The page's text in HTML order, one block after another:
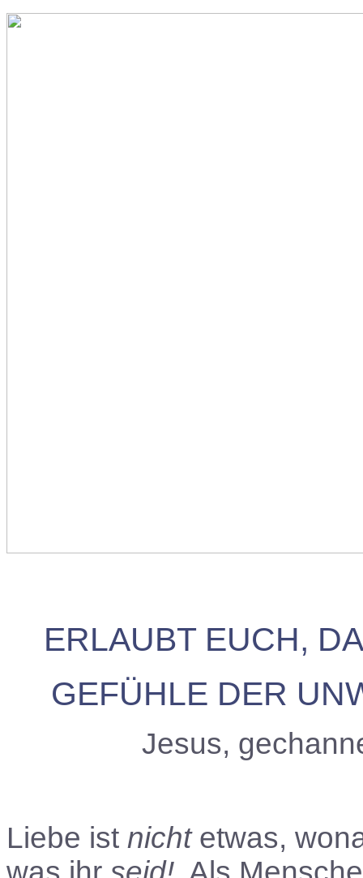
ERLAUBT EUCH,
GEFÜHLE DER
Jesus,
Liebe ist nichtetwas,